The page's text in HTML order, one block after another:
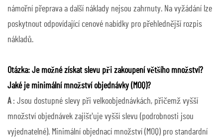
námořní přeprava a další náklady nejsou zahrnuty. Na vyžádání lze
poskytnout odpovídající cenové nabídky pro přehlednější rozpis
nákladů.
Otázka: Je možné získat slevu při zakoupení většího množství?
Jaké je minimální množství objednávky (MOQ)?
A : Jsou dostupné slevy při velkoobjednávkách, přičemž vyšší
množství objednávek zajišťuje vyšší slevu (podrobnosti jsou
vyjednatelné). Minimální objednací množství (MOQ) pro standardní